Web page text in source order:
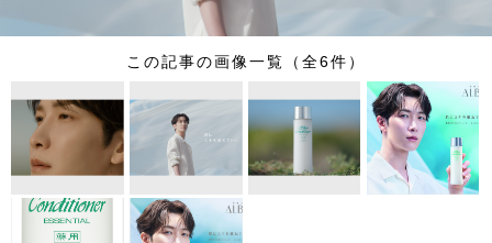
この記事の画像一覧（全6件）